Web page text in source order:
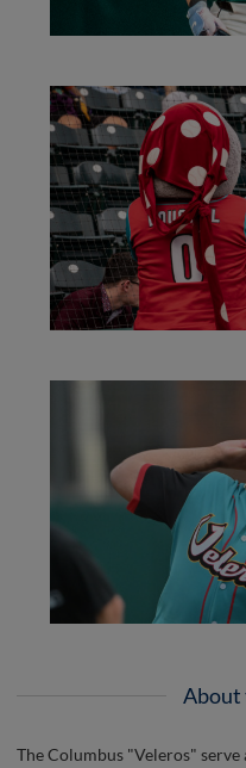
About
The Columbus "Veleros"